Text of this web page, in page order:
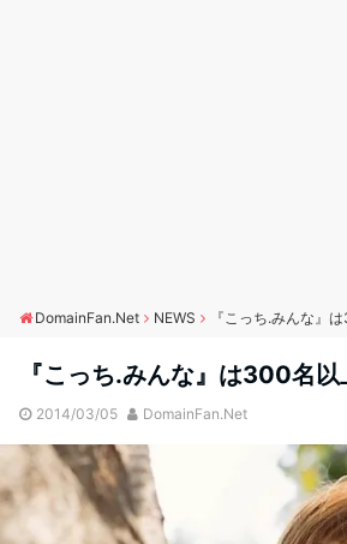
DomainFan.Net NEWS 『こっち.みんな』
『こっち.みんな』は300名以
2014/03/05 DomainFan.Net